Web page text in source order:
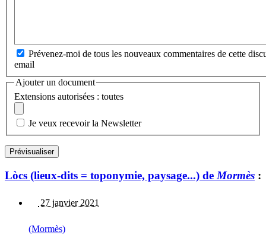
Prévenez-moi de tous les nouveaux commentaires de cette
email
Ajouter un document
Extensions autorisées : toutes
Je veux recevoir la Newsletter
Lòcs (lieux-dits = toponymie, paysage...) de Mormès :
27 janvier 2021
(Mormès)